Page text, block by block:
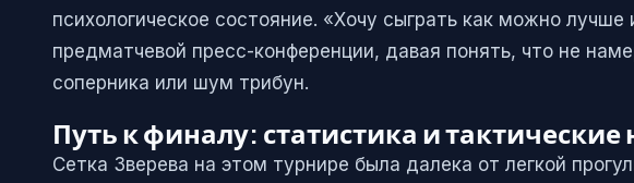
психологическое состояние. «Хочу сыграть как можно
предматчевой пресс-конференции, давая понять, что не
соперника или шум трибун.
Путь к финалу: статистика и
Сетка Зверева на этом турнире была далека от легкой